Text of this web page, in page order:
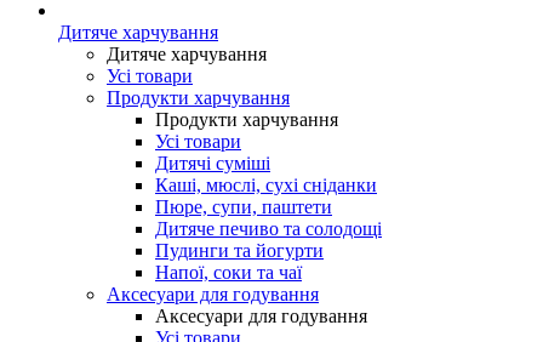
Дитяче харчування
Дитяче харчування
Усі товари
Продукти харчування
Продукти харчування
Усі товари
Дитячі суміші
Каші, мюслі, сухі сніданки
Пюре, супи, паштети
Дитяче печиво та солодощі
Пудинги та йогурти
Напої, соки та чаї
Аксесуари для годування
Аксесуари для годування
Усі товари